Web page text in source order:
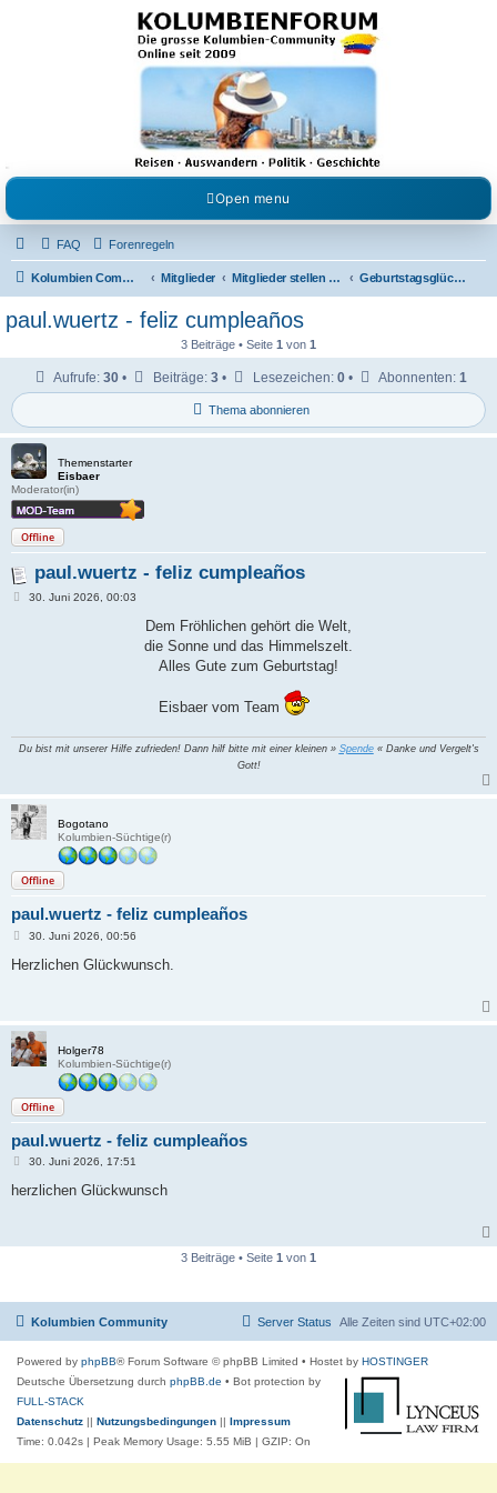
Kolumbienforum - Das
grosse Forum der
Freunde Kolumbiens
Reisen, Auswandern, Kultur, Politik, Geschichte und Visum in Kolumbien und Venezuela.
Austausch, Erfahrungen und Gemeinschaft im Kolumbienforum
Open menu
FAQ Forenregeln
Kolumbien Community Mitglieder Mitglieder stellen sich vor Geburtstagsglückwünsche
paul.wuertz - feliz cumpleaños
3 Beiträge • Seite 1 von 1
Thema abonnieren
Aufrufe: 30• Beiträge: 3• Lesezeichen: 0• Abonnenten: 1
Themenstarter
Eisbaer
Moderator(in)
Offline
paul.wuertz - feliz cumpleaños
B30. Juni 2026, 00:03
Dem Fröhlichen gehört die Welt,
die Sonne und das Himmelszelt.
Alles Gute zum Geburtstag!
Eisbaer vom Team
Du bist mit unserer Hilfe zufrieden! Dann hilf bitte mit einer kleinen » Spende« Danke und Vergelt's
Gott!
Bogotano
Kolumbien-Süchtige(r)
Offline
paul.wuertz - feliz cumpleaños
B
i
30. Juni 2026, 00:56
Herzlichen Glückwunsch.
Holger78
Kolumbien-Süchtige(r)
Offline
paul.wuertz - feliz cumpleaños
B
i
30. Juni 2026, 17:51
herzlichen Glückwunsch
3 Beiträge • Seite 1 von 1
Kolumbien Community Alle Zeiten sind UTC+02:00
Server Status
Powered by phpBB® Forum Software © phpBB Limited • Hostet by HOSTINGER
Deutsche Übersetzung durch phpBB.de • Bot protection by
FULL-STACK
Datenschutz || Nutzungsbedingungen || Impressum
Time: 0.042s | Peak Memory Usage: 5.55 MiB | GZIP: On